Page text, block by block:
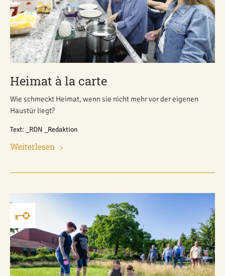
Heimat à la carte
Wie schmeckt Heimat, wenn sie nicht mehr vor der eigenen
Haustür liegt?
Text: _RDN _Redaktion
Weiterlesen